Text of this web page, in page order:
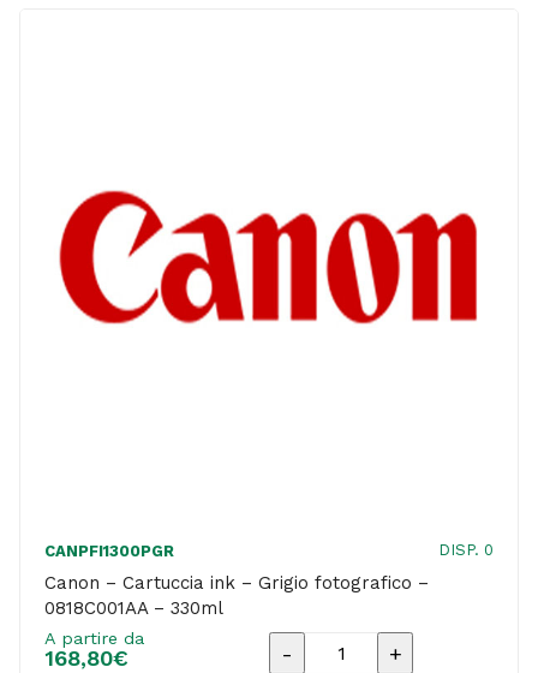
CANPFI1300PGR DISP. 0
Canon – Cartuccia ink – Grigio fotografico –
0818C001AA – 330ml
A partire da
168,80€
Canon